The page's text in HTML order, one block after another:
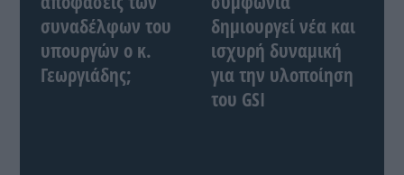
συναδέλφων του
υπουργών ο κ.
Γεωργιάδης;
δημιουργεί νέα και
ισχυρή δυναμική
για την υλοποίηση
του GSI